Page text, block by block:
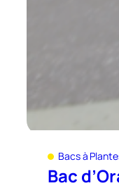
Bacs à
Bac